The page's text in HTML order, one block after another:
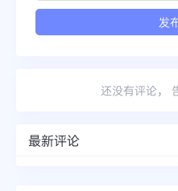
还没有评论，
最新评论